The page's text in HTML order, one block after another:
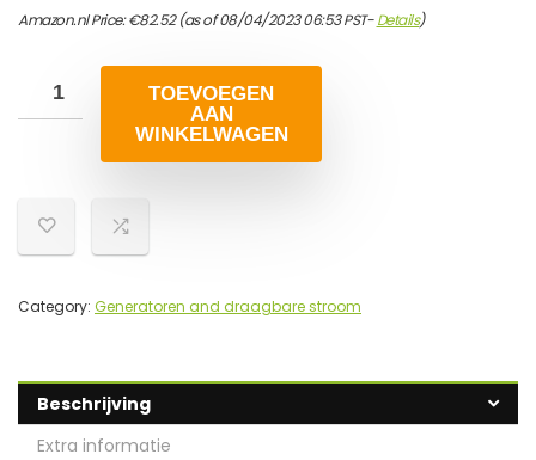
Amazon.nl Price:€82.52(as of 08/04/2023 06:53 PST-Details)
TOEVOEGEN
AAN
WINKELWAGEN
Category: Generatoren and draagbare stroom
Beschrijving
Extra informatie